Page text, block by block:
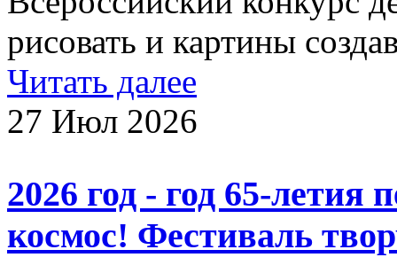
рисовать и картины
Читать далее
27 Июл 2026
2026 год - год 65-летия
космос! Фестиваль